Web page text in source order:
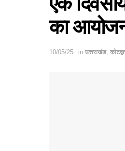
का
10/05/25 in उत्तराखंड,